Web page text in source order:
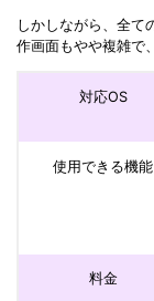
しかしながら、全て
作画面もやや複雑で
対応OS
使用できる機能
料金